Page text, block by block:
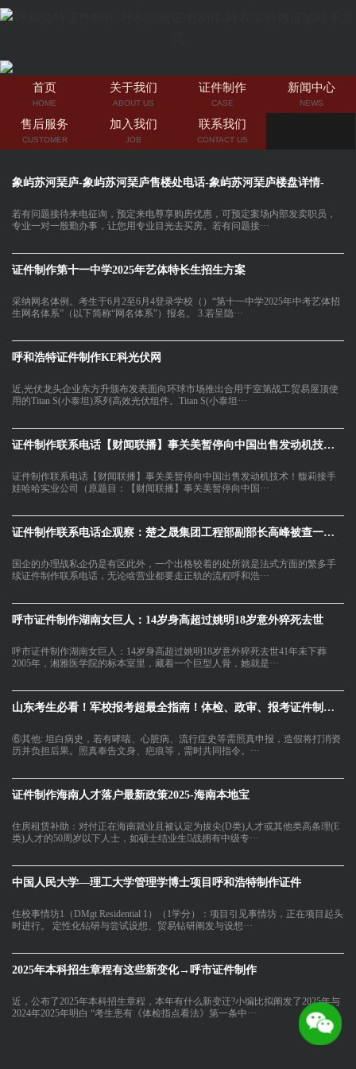
首页
HOME
关于我们
ABOUT US
证件制作
CASE
新闻中心
NEWS
售后服务
CUSTOMER
加入我们
JOB
联系我们
CONTACT US
象屿苏河琹庐-象屿苏河琹庐售楼处电话-象屿苏河琹庐楼盘详情-
若有问题接待来电征询，预定来电尊享购房优惠，可预定案场内部发卖职员，
专业一对一殷勤办事，让您用专业目光去买房。若有问题接···
证件制作第十一中学2025年艺体特长生招生方案
采纳网名体例。考生于6月2至6月4登录学校（）“第十一中学2025年中考艺体招
生网名体系”（以下简称“网名体系”）报名。 3.若呈隐···
呼和浩特证件制作KE科光伏网
近,光伏龙头企业东方升颁布发表面向环球市场推出合用于室第战工贸易屋顶使
用的Titan S(小泰坦)系列高效光伏组件。Titan S(小泰坦···
证件制作联系电话【财闻联播】事关美暂停向中国出售发动机技术！
证件制作联系电话【财闻联播】事关美暂停向中国出售发动机技术！馥莉接手
娃哈哈实业公司（原题目：【财闻联播】事关美暂停向中国···
证件制作联系电话企观察：楚之晟集团工程部副部长高峰被查一个国
国企的办理战私企仍是有区此外，一个出格较着的处所就是法式方面的繁多手
续证件制作联系电话，无论啥营业都要走正轨的流程呼和浩···
呼市证件制作湖南女巨人：14岁身高超过姚明18岁意外猝死去世
呼市证件制作湖南女巨人：14岁身高超过姚明18岁意外猝死去世41年未下葬
2005年，湘雅医学院的标本室里，藏着一个巨型人骨，她就是···
山东考生必看！军校报考超最全指南！体检、政审、报考证件制作联
⑥其他: 坦白病史，若有哮喘、心脏病、流行症史等需照真申报，造假将打消资
历并负担后果。照真奉告文身、疤痕等，需时共同指令。···
证件制作海南人才落户最新政策2025-海南本地宝
住房租赁补助：对付正在海南就业且被认定为拔尖(D类)人才或其他类高条理(E
类)人才的50周岁以下人士，如硕士结业生战拥有中级专···
中国人民大学—理工大学管理学博士项目呼和浩特制作证件
住校事情坊1（DMgt Residential 1）（1学分）：项目引见事情坊，正在项目起头
时进行。 定性化钻研与尝试设想、贸易钻研阐发与设想···
2025年本科招生章程有这些新变化→呼市证件制作
近，公布了2025年本科招生章程，本年有什么新变迁?小编比拟阐发了2025年与
2024年2025年明白 “考生患有《体检指点看法》第一条中···